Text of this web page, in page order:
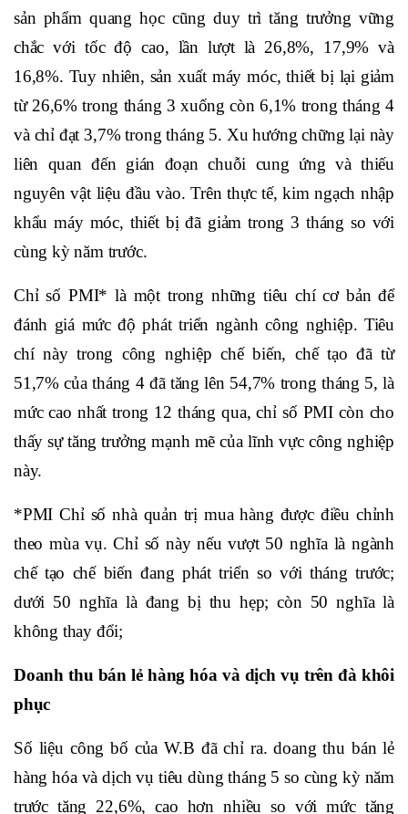
sản phẩm quang học cũng duy trì tăng trưởng vững
chắc với tốc độ cao, lần lượt là 26,8%, 17,9% và
16,8%. Tuy nhiên, sản xuất máy móc, thiết bị lại giảm
từ 26,6% trong tháng 3 xuống còn 6,1% trong tháng 4
và chỉ đạt 3,7% trong tháng 5. Xu hướng chững lại này
liên quan đến gián đoạn chuỗi cung ứng và thiếu
nguyên vật liệu đầu vào. Trên thực tế, kim ngạch nhập
khẩu máy móc, thiết bị đã giảm trong 3 tháng so với
cùng kỳ năm trước.
Chỉ số PMI* là một trong những tiêu chí cơ bản để
đánh giá mức độ phát triển ngành công nghiệp. Tiêu
chí này trong công nghiệp chế biến, chế tạo đã từ
51,7% của tháng 4 đã tăng lên 54,7% trong tháng 5, là
mức cao nhất trong 12 tháng qua, chỉ số PMI còn cho
thấy sự tăng trưởng mạnh mẽ của lĩnh vực công nghiệp
này.
*PMI Chỉ số nhà quản trị mua hàng được điều chỉnh
theo mùa vụ. Chỉ số này nếu vượt 50 nghĩa là ngành
chế tạo chế biến đang phát triển so với tháng trước;
dưới 50 nghĩa là đang bị thu hẹp; còn 50 nghĩa là
không thay đổi;
Doanh thu bán lẻ hàng hóa và dịch vụ trên đà khôi
phục
Số liệu công bố của W.B đã chỉ ra. doang thu bán lẻ
hàng hóa và dịch vụ tiêu dùng tháng 5 so cùng kỳ năm
trước tăng 22,6%, cao hơn nhiều so với mức tăng